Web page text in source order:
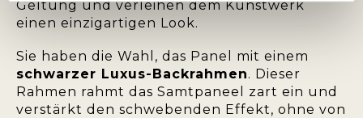
Geltung und verleihen dem Kunstwerk
einen einzigartigen Look.
Sie haben die Wahl, das Panel mit einem
schwarzer Luxus-Backrahmen. Dieser
Rahmen rahmt das Samtpaneel zart ein und
verstärkt den schwebenden Effekt, ohne von